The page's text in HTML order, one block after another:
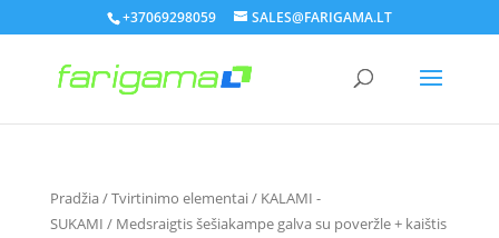
+37069298059 SALES@FARIGAMA.LT
Pradžia/Tvirtinimo elementai/ KALAMI -
SUKAMI / Medsraigtis šešiakampe galva su poveržle + kaištis